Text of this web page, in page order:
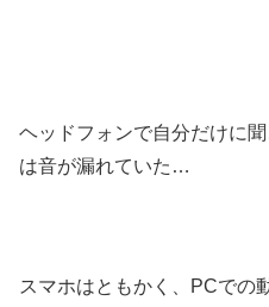
ヘッドフォンで自分だけに
は音が漏れていた…
スマホはともかく、PCでの